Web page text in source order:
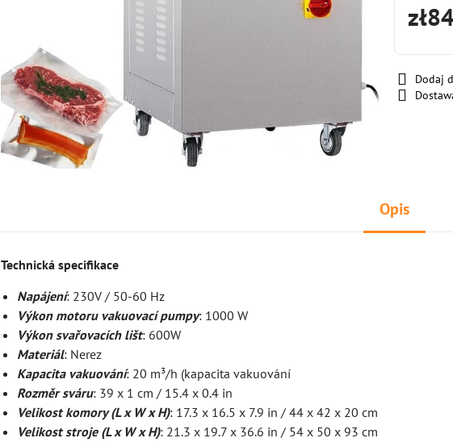
Dodaj
Opis
Technická specifikace
Napájení: 230V / 50-60 Hz
Výkon motoru vakuovací pumpy: 1000 W
Výkon svařovacích lišt: 600W
Materiál: Nerez
Kapacita vakuování: 20 m³/h (kapacita vakuování
Rozměr sváru: 39 x 1 cm / 15.4 x 0.4 in
Velikost komory(L x W x H): 17.3 x 16.5 x 7.9 in / 44 x 42 x 20 cm
Velikost stroje (L x W x H): 21.3 x 19.7 x 36.6 in / 54 x 50 x 93 cm